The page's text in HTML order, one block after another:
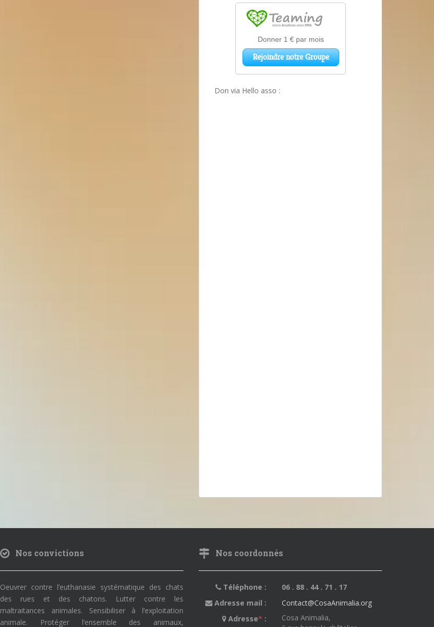
Don via Hello asso :
Nos convictions
Oeuvrer contre l’euthanasie systématique des chats
des rues et des chatons. Lutter contre les
maltraitances animales. Sensibiliser à l’exploitation
animale. Protéger l’ensemble des animaux,
Nos coordonnés
Téléphone :
06 . 88 . 44 . 71 . 17
Adresse mail :
Contact@CosaAnimalia.org
Adresse* :
Cosa Animalia,